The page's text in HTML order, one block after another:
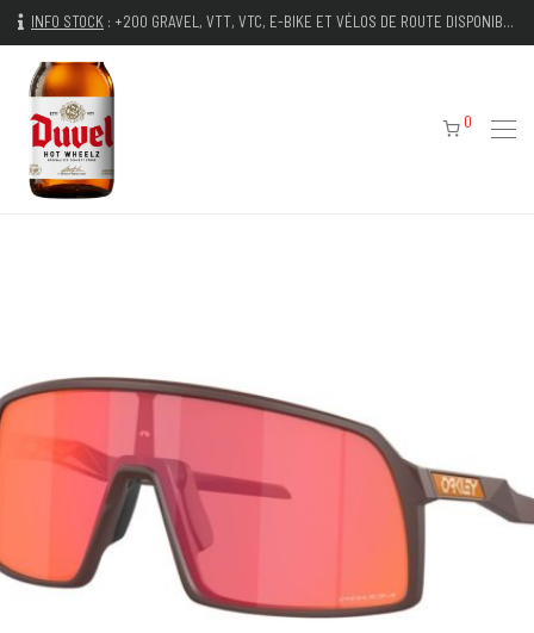
INFO STOCK : +200 GRAVEL, VTT, VTC, E-BIKE ET VÉLOS DE ROUTE DISPONIBLES IMMÉDIATEMENT
0